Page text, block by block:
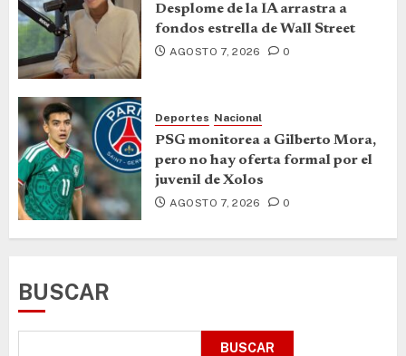
Desplome de la IA arrastra a
fondos estrella de Wall Street
AGOSTO 7, 2026 0
Deportes Nacional
PSG monitorea a Gilberto Mora,
pero no hay oferta formal por el
juvenil de Xolos
AGOSTO 7, 2026 0
BUSCAR
BUSCAR